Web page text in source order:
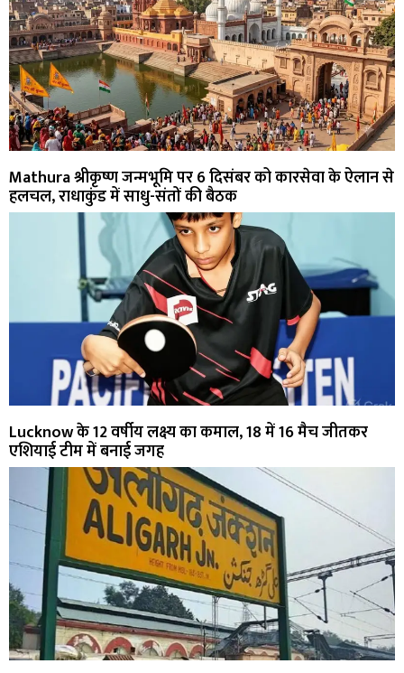
Mathura श्रीकृष्ण जन्मभूमि पर 6 दिसंबर को कारसेवा के ऐलान से
हलचल, राधाकुंड में साधु-संतों की बैठक
Lucknow के 12 वर्षीय लक्ष्य का कमाल, 18 में 16 मैच जीतकर
एशियाई टीम में बनाई जगह